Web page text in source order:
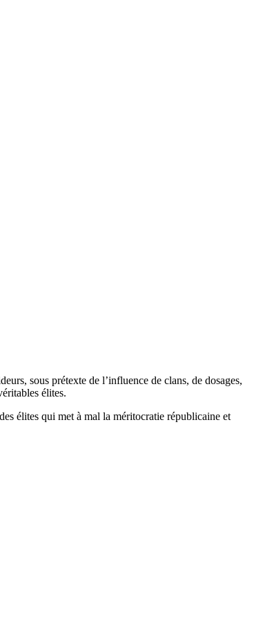
sous prétexte de l’influence de clans, de dosages,
élites.
élites qui met à mal la méritocratie républicaine et